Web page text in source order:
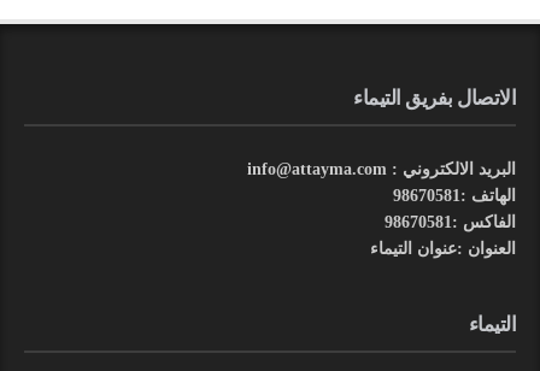
الاتصال بفريق التيماء
البريد الالكتروني : info@attayma.com
الهاتف :98670581
الفاكس :98670581
العنوان :عنوان التيماء
التيماء